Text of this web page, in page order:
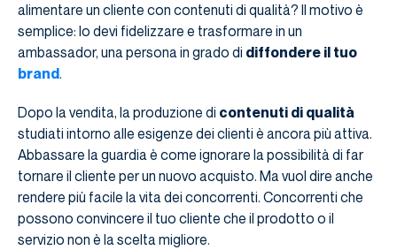
alimentare un cliente con contenuti di qualità? Il motivo è
semplice: lo devi fidelizzare e trasformare in un
ambassador, una persona in grado di diffondere il tuo
brand.
Dopo la vendita, la produzione di contenuti di qualità
studiati intorno alle esigenze dei clienti è ancora più attiva.
Abbassare la guardia è come ignorare la possibilità di far
tornare il cliente per un nuovo acquisto. Ma vuol dire anche
rendere più facile la vita dei concorrenti. Concorrenti che
possono convincere il tuo cliente che il prodotto o il
servizio non è la scelta migliore.